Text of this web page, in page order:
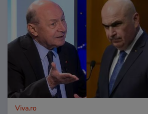
Viva.ro